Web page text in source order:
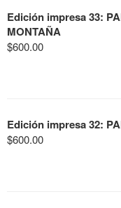
Edición impresa 33:
MONTAÑA
$600.00
Edición impresa 32:
$600.00